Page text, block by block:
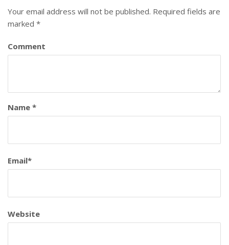
Your email address will not be published. Required fields are
marked *
Comment
Name *
Email*
Website